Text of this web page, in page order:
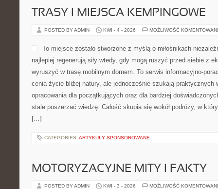
TRASY I MIEJSCA KEMPINGOWE
POSTED BY ADMIN KWI - 4 - 2026 MOŻLIWOŚĆ
To miejsce zostało stworzone z myślą o miłośnikach
najlepiej regenerują siły wtedy, gdy mogą ruszyć przed siebie z
wyruszyć w trasę mobilnym domem. To serwis informacyjno-
cenią życie bliżej natury, ale jednocześnie szukają praktycznych
opracowania dla początkujących oraz dla bardziej
stale poszerzać wiedzę. Całość skupia się wokół podróży, w
[…]
CATEGORIES: ARTYKUŁY SPONSOROWANE
MOTORYZACYJNE MITY I FAKTY
POSTED BY ADMIN KWI - 3 - 2026 MOŻLIWOŚĆ